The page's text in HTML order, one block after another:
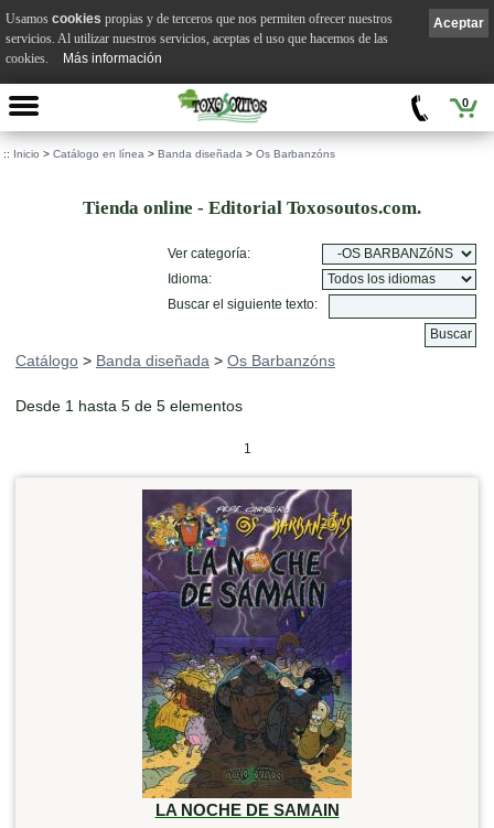
0
:: Inicio > Catálogo en línea > Banda diseñada > Os Barbanzóns
Tienda online - Editorial Toxosoutos.com.
Ver categoría:
Idioma:
Buscar el siguiente texto:
Catálogo > Banda diseñada > Os Barbanzóns
Desde 1 hasta 5 de 5 elementos
1
LA NOCHE DE SAMAIN
Aceptar
Usamos cookies propias y de terceros que nos permiten ofrecer nuestros
servicios. Al utilizar nuestros servicios, aceptas el uso que hacemos de las
cookies.
Más información